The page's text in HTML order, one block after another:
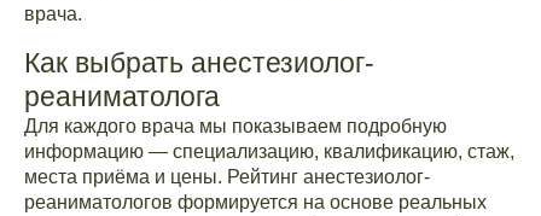
врача.
Как выбрать анестезиолог-
реаниматолога
Для каждого врача мы показываем подробную
информацию — специализацию, квалификацию, стаж,
места приёма и цены. Рейтинг анестезиолог-
реаниматологов формируется на основе реальных